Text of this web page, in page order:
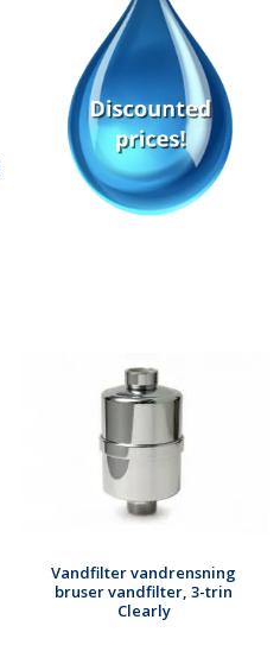
Vandfilter vandrensning
bruser vandfilter, 3-trin
Clearly